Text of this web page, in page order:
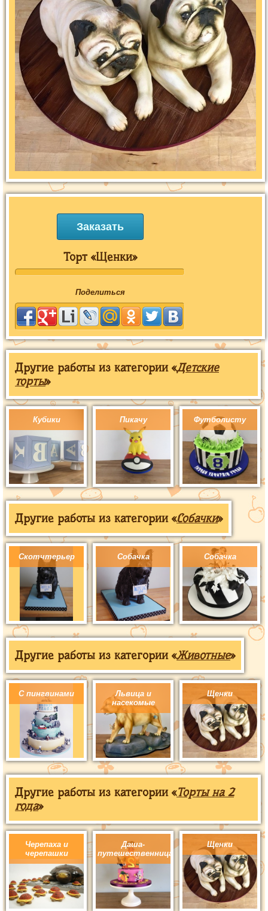
Заказать
Торт «Щенки»
Поделиться
Другие работы из категории «Детские
торты»
Кубики Пикачу Футболисту
Другие работы из категории «Собачки»
Скотчтерьер Собачка Собачка
Другие работы из категории «Животные»
С пингвинами
Львица и
насекомые
Щенки
Другие работы из категории «Торты на 2
года»
Черепаха и
черепашки
Даша-
путешественница
Щенки